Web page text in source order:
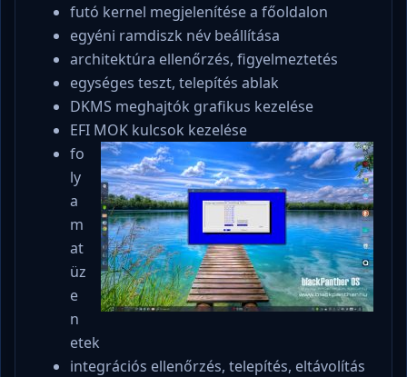
futó kernel megjelenítése a főoldalon
egyéni ramdiszk név beállítása
architektúra ellenőrzés, figyelmeztetés
egységes teszt, telepítés ablak
DKMS meghajtók grafikus kezelése
EFI MOK kulcsok kezelése
fo
ly
a
m
at
üz
e
n
etek
integrációs ellenőrzés, telepítés, eltávolítás